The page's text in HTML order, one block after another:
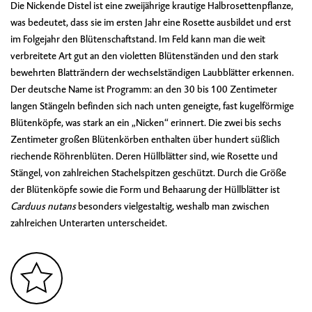
Die Nickende Distel ist eine zweijährige krautige Halbrosettenpflanze,
was bedeutet, dass sie im ersten Jahr eine Rosette ausbildet und erst
im Folgejahr den Blütenschaftstand. Im Feld kann man die weit
verbreitete Art gut an den violetten Blütenständen und den stark
bewehrten Blatträndern der wechselständigen Laubblätter erkennen.
Der deutsche Name ist Programm: an den 30 bis 100 Zentimeter
langen Stängeln befinden sich nach unten geneigte, fast kugelförmige
Blütenköpfe, was stark an ein „Nicken“ erinnert. Die zwei bis sechs
Zentimeter großen Blütenkörben enthalten über hundert süßlich
riechende Röhrenblüten. Deren Hüllblätter sind, wie Rosette und
Stängel, von zahlreichen Stachelspitzen geschützt. Durch die Größe
der Blütenköpfe sowie die Form und Behaarung der Hüllblätter ist
Carduus nutansbesonders vielgestaltig, weshalb man zwischen
zahlreichen Unterarten unterscheidet.